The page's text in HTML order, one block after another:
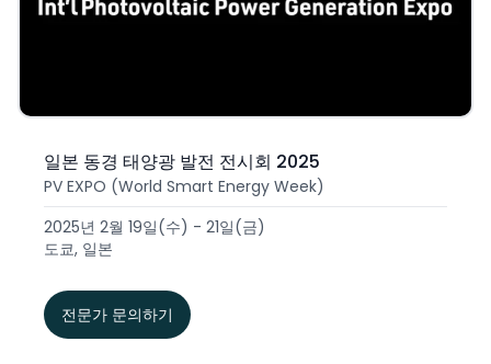
일본 동경 태양광 발전 전시회 2025
PV EXPO (World Smart Energy Week)
2025년 2월 19일(수) - 21일(금)
도쿄, 일본
전문가 문의하기